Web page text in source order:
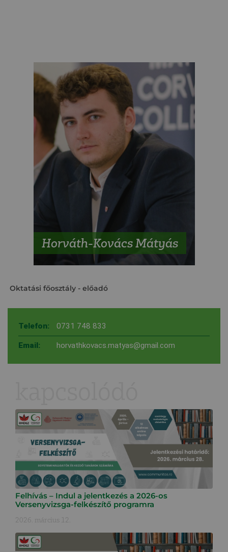
Horváth-Kovács Mátyás
Oktatási főosztály - előadó
Telefon: 0731 748 833
Email: horvathkovacs.matyas@gmail.com
Felhívás – Indul a jelentkezés a 2026-os
Versenyvizsga-felkészítő programra
2026. március 12.